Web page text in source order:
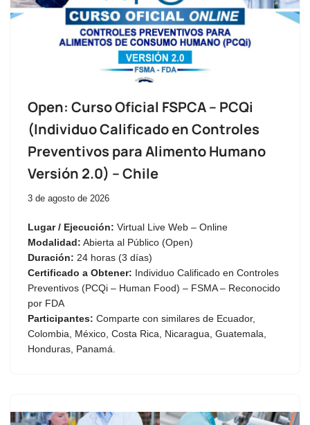
Open: Curso Oficial FSPCA – PCQi
(Individuo Calificado en Controles
Preventivos para Alimento Humano
Versión 2.0) – Chile
3 de agosto de 2026
Lugar / Ejecución: Virtual Live Web – Online
Modalidad: Abierta al Público (Open)
Duración: 24 horas (3 días)
Certificado a Obtener: Individuo Calificado en Controles
Preventivos (PCQi – Human Food) – FSMA – Reconocido
por FDA
Participantes: Comparte con similares de Ecuador,
Colombia, México, Costa Rica, Nicaragua, Guatemala,
Honduras, Panamá.